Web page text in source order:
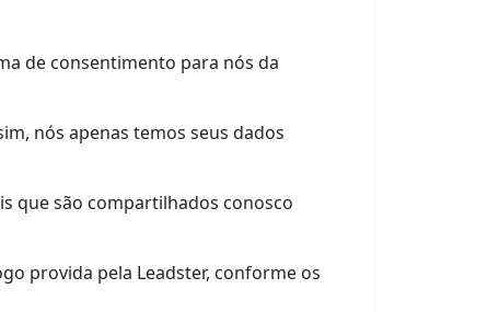
de consentimento para nós da
nós apenas temos seus dados
que são compartilhados conosco
provida pela Leadster, conforme os